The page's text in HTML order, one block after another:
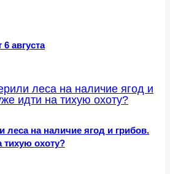
августа
леса на наличие ягод и грибов.
тихую охоту?